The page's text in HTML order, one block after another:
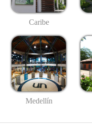
Caribe
Medellín